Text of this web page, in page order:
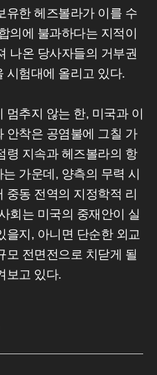
유한 헤즈볼라가 이를 수
의에 불과하다는 지적이
나온 당사자들의 거부권
시험대에 올리고 있다.
멈추지 않는 한, 미국과 이
안착은 공염불에 그칠 가
령 지속과 헤즈볼라의 항
가운데, 양측의 무력 시
중동 전역의 지정학적 리
회는 미국의 중재안이 실
을지, 아니면 단순한 외교
모 전면전으로 치닫게 될
보고 있다.